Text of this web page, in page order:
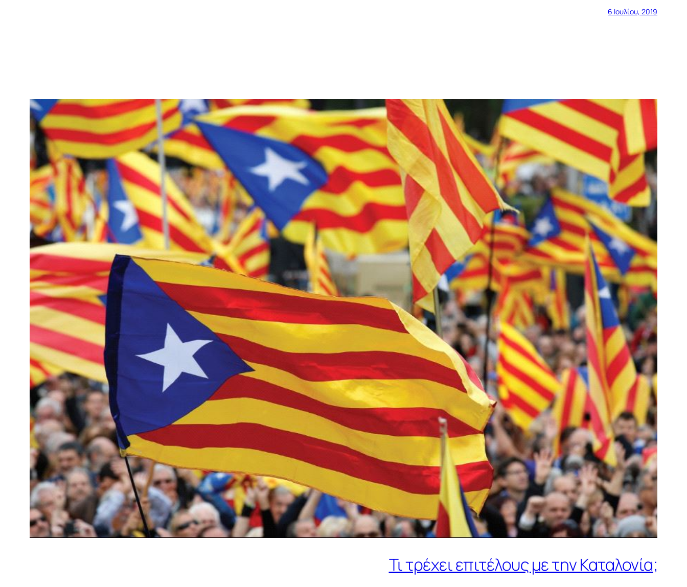
6 Ιουλίου, 2019
Τι τρέχει επιτέλους με την Καταλονία;